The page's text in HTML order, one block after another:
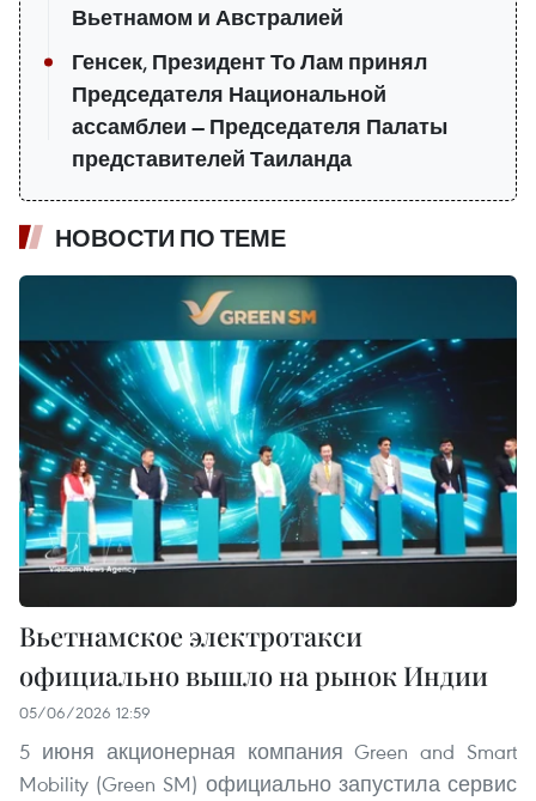
Вьетнамом и Австралией
Генсек, Президент То Лам принял
Председателя Национальной
ассамблеи — Председателя Палаты
представителей Таиланда
НОВОСТИ ПО ТЕМЕ
Вьетнамское электротакси
официально вышло на рынок Индии
05/06/2026 12:59
5 июня акционерная компания Green and Smart
Mobility (Green SM) официально запустила сервис